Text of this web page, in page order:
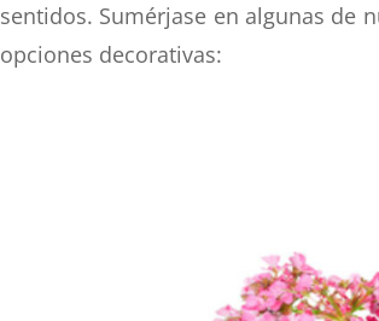
sentidos. Sumérjase en algunas de
opciones decorativas: